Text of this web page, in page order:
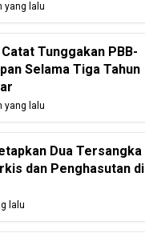
yang lalu
Tunggakan PBB-
Selama Tiga Tahun
yang lalu
Dua Tersangka
dan Penghasutan di
lalu